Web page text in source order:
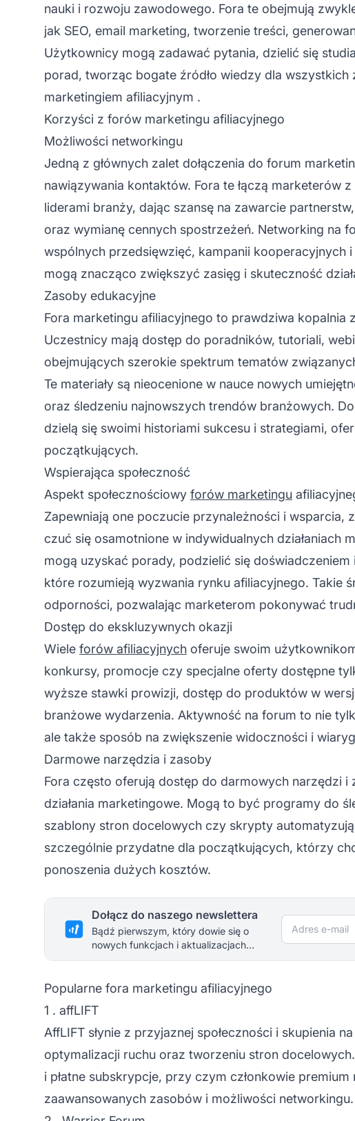
nauki i rozwoju zawodowego. Fora te obejmują
jak SEO, email marketing, tworzenie treści,
Użytkownicy mogą zadawać pytania, dzielić się
porad, tworząc bogate źródło wiedzy dla wszystkich
marketingiem afiliacyjnym .
Korzyści z forów marketingu afiliacyjnego
Możliwości networkingu
Jedną z głównych zalet dołączenia do forum
nawiązywania kontaktów. Fora te łączą marketerów
liderami branży, dając szansę na zawarcie
oraz wymianę cennych spostrzeżeń. Networking na
wspólnych przedsięwzięć, kampanii kooperacyjnych
mogą znacząco zwiększyć zasięg i skuteczność
Zasoby edukacyjne
Fora marketingu afiliacyjnego to prawdziwa kopalnia
Uczestnicy mają dostęp do poradników, tutoriali,
obejmujących szerokie spektrum tematów
Te materiały są nieocenione w nauce nowych
oraz śledzeniu najnowszych trendów branżowych.
dzielą się swoimi historiami sukcesu i strategiami,
początkujących.
Wspierająca społeczność
Aspekt społecznościowy forów marketingu
Zapewniają one poczucie przynależności i wsparcia,
czuć się osamotnione w indywidualnych działaniach
mogą uzyskać porady, podzielić się
które rozumieją wyzwania rynku afiliacyjnego. Takie
odporności, pozwalając marketerom pokonywać
Dostęp do ekskluzywnych okazji
Wiele forów afiliacyjnych oferuje swoim
konkursy, promocje czy specjalne oferty dostępne
wyższe stawki prowizji, dostęp do produktów w
branżowe wydarzenia. Aktywność na forum to nie
ale także sposób na zwiększenie widoczności i
Darmowe narzędzia i zasoby
Fora często oferują dostęp do darmowych narzędzi i
działania marketingowe. Mogą to być programy do
szablony stron docelowych czy skrypty
szczególnie przydatne dla początkujących, którzy
ponoszenia dużych kosztów.
Dołącz do naszego newslettera
Bądź pierwszym, który dowie się o
nowych funkcjach i aktualizacjach
produktu.
Adres e-mail
Popularne fora marketingu afiliacyjnego
1 . affLIFT
AffLIFT słynie z przyjaznej społeczności i skupienia
optymalizacji ruchu oraz tworzeniu stron
i płatne subskrypcje, przy czym członkowie
zaawansowanych zasobów i możliwości networkingu.